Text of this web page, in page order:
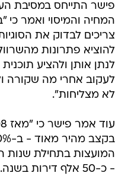
פישר התייחס במסיבת
המחיה והמיסוי ואמר כי
צריכים לבדוק את
להוציא פתרונות
לנתן אותן ולהציע
לעקוב אחרי מה שקורה
לא מצליחות".
- כ-50 אלף דירות